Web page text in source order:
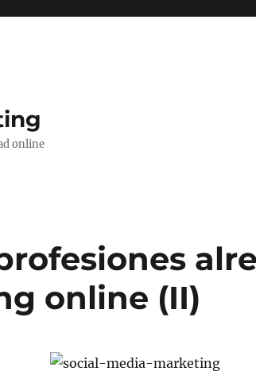
online
online (II)